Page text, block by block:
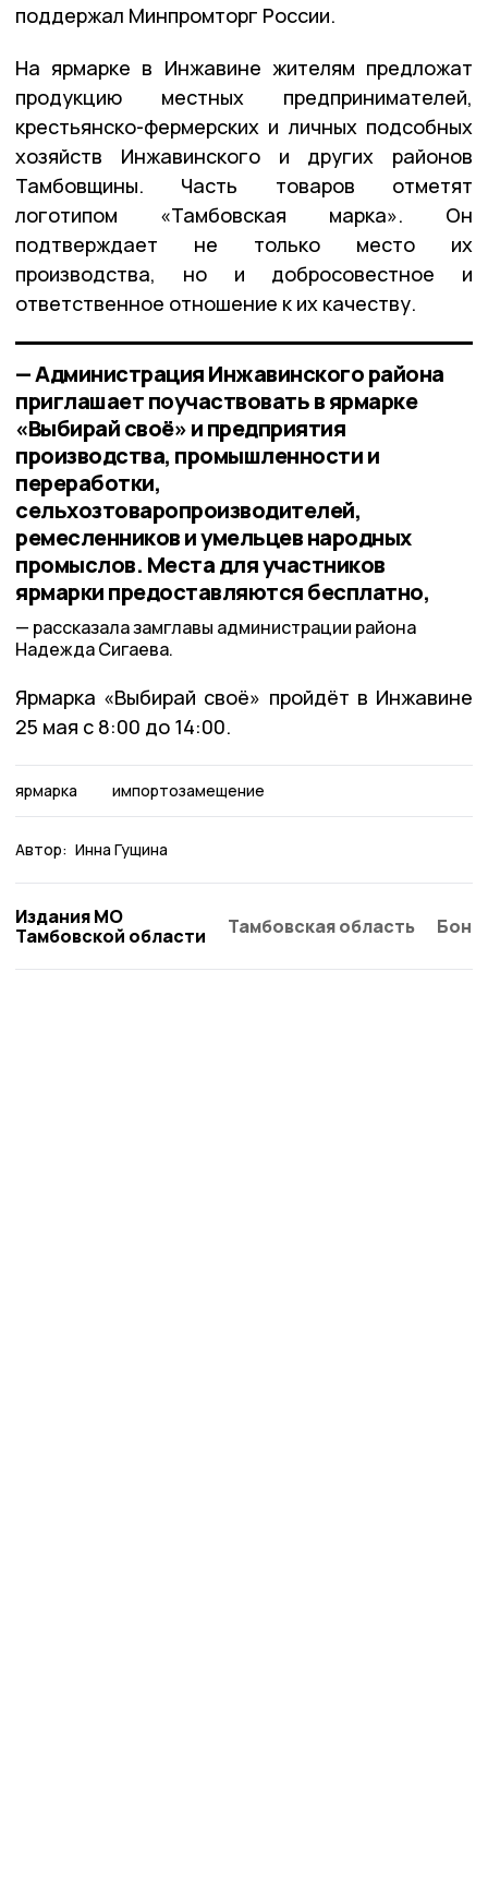
поддержал Минпромторг России.
На ярмарке в Инжавине жителям предложат
продукцию местных предпринимателей,
крестьянско-фермерских и личных подсобных
хозяйств Инжавинского и других районов
Тамбовщины. Часть товаров отметят
логотипом «Тамбовская марка». Он
подтверждает не только место их
производства, но и добросовестное и
ответственное отношение к их качеству.
— Администрация Инжавинского района
приглашает поучаствовать в ярмарке
«Выбирай своё» и предприятия
производства, промышленности и
переработки,
сельхозтоваропроизводителей,
ремесленников и умельцев народных
промыслов. Места для участников
ярмарки предоставляются бесплатно,
рассказала замглавы администрации района
Надежда Сигаева.
Ярмарка «Выбирай своё» пройдёт в Инжавине
25 мая с 8:00 до 14:00.
ярмарка импортозамещение
Автор: Инна Гущина
Издания МО
Тамбовской области
Тамбовская область